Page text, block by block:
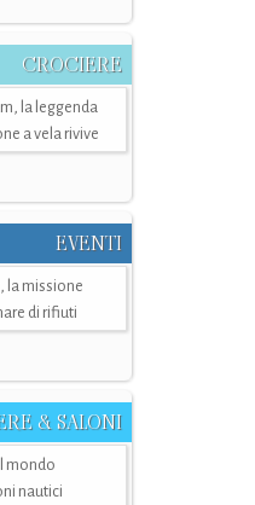
CROCIERE
la leggenda
a vela rivive
EVENTI
la missione
di rifiuti
& SALONI
mondo
nautici